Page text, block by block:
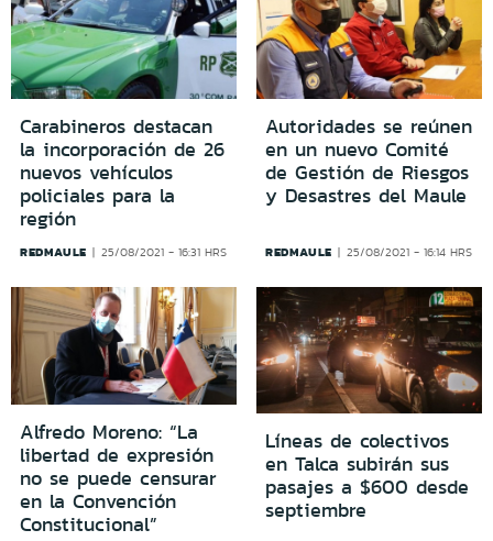
Carabineros destacan
la incorporación de 26
nuevos vehículos
policiales para la
región
REDMAULE 25/08/2021 - 16:31 HRS
Autoridades se reúnen
en un nuevo Comité
de Gestión de Riesgos
y Desastres del Maule
REDMAULE 25/08/2021 - 16:14 HRS
Alfredo Moreno: “La
libertad de expresión
no se puede censurar
en la Convención
Constitucional”
Líneas de colectivos
en Talca subirán sus
pasajes a $600 desde
septiembre